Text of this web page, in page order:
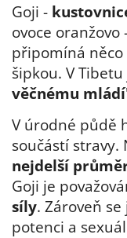
Goji -
ovoce
připomíná
šipkou. V
věčnému mládí
V úrodné půdě
součástí stravy.
nejdelší
Goji je
síly. Zároveň
potenci a